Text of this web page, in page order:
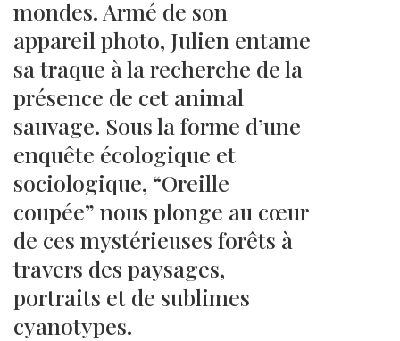
mondes. Armé de son
appareil photo, Julien entame
sa traque à la recherche de la
présence de cet animal
sauvage. Sous la forme d’une
enquête écologique et
sociologique, “Oreille
coupée” nous plonge au cœur
de ces mystérieuses forêts à
travers des paysages,
portraits et de sublimes
cyanotypes.